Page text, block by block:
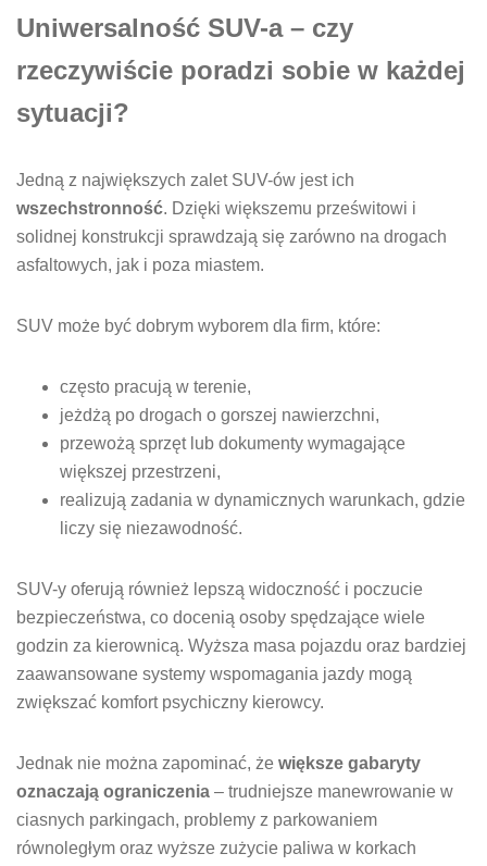
Uniwersalność SUV-a – czy
rzeczywiście poradzi sobie w każdej
sytuacji?
Jedną z największych zalet SUV-ów jest ich
wszechstronność. Dzięki większemu prześwitowi i
solidnej konstrukcji sprawdzają się zarówno na drogach
asfaltowych, jak i poza miastem.
SUV może być dobrym wyborem dla firm, które:
często pracują w terenie,
jeżdżą po drogach o gorszej nawierzchni,
przewożą sprzęt lub dokumenty wymagające
większej przestrzeni,
realizują zadania w dynamicznych warunkach, gdzie
liczy się niezawodność.
SUV-y oferują również lepszą widoczność i poczucie
bezpieczeństwa, co docenią osoby spędzające wiele
godzin za kierownicą. Wyższa masa pojazdu oraz bardziej
zaawansowane systemy wspomagania jazdy mogą
zwiększać komfort psychiczny kierowcy.
Jednak nie można zapominać, że większe gabaryty
oznaczają ograniczenia – trudniejsze manewrowanie w
ciasnych parkingach, problemy z parkowaniem
równoległym oraz wyższe zużycie paliwa w korkach